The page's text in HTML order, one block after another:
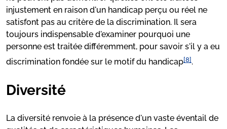
injustement en raison d'un handicap perçu ou réel ne
satisfont pas au critère de la discrimination. Il sera
toujours indispensable d'examiner pourquoi une
personne est traitée différemment, pour savoir s'il y a eu
discrimination fondée sur le motif du handicap[8].
Diversité
La diversité renvoie à la présence d'un vaste éventail de